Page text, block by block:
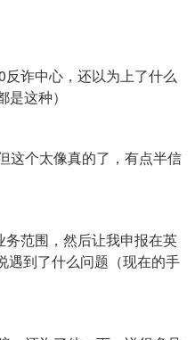
诈中心，还以为上了什么
这种）
这个太像真的了，有点半信
范围，然后让我申报在英
遇到了什么问题（现在的手